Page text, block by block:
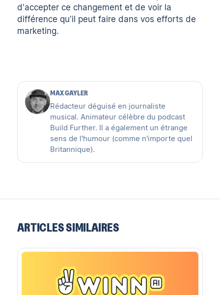
d'accepter ce changement et de voir la
différence qu'il peut faire dans vos efforts de
marketing.
MAX GAYLER
Rédacteur déguisé en journaliste
musical. Animateur célèbre du podcast
Build Further. Il a également un étrange
sens de l'humour (comme n'importe quel
Britannique).
ARTICLES SIMILAIRES